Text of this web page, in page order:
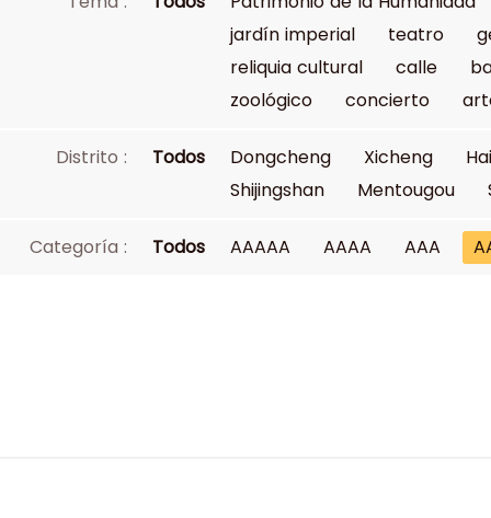
jardín imperial
teatro
reliquia cultural
calle
zoológico
concierto
Distrito : Todos Dongcheng Xicheng
Shijingshan
Mentougou
Categoría : Todos AAAAA AAAA AAA